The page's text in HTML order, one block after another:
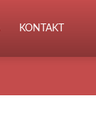
KONTAKT